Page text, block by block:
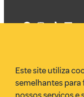
VR Assessoria
Parcerias
Este site utiliza
semelhantes